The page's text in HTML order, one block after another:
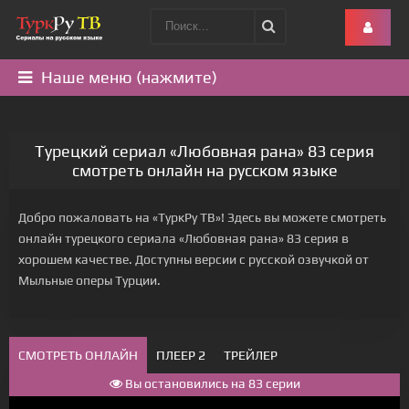
Наше меню (нажмите)
Турецкий сериал «Любовная рана» 83 серия
смотреть онлайн на русском языке
Добро пожаловать на «ТуркРу ТВ»! Здесь вы можете смотреть
онлайн турецкого сериала «Любовная рана» 83 серия в
хорошем качестве. Доступны версии с русской озвучкой от
Мыльные оперы Турции.
СМОТРЕТЬ ОНЛАЙН ПЛЕЕР 2
ТРЕЙЛЕР
Вы остановились на 83 серии